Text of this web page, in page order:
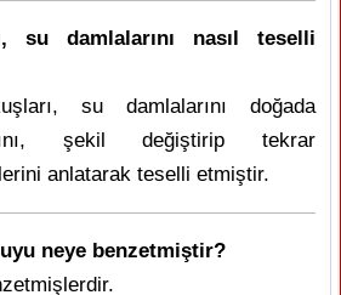
su damlalarını nasıl teselli
su damlalarını doğada
şekil değiştirip tekrar
anlatarak teselli etmiştir.
neye benzetmiştir?